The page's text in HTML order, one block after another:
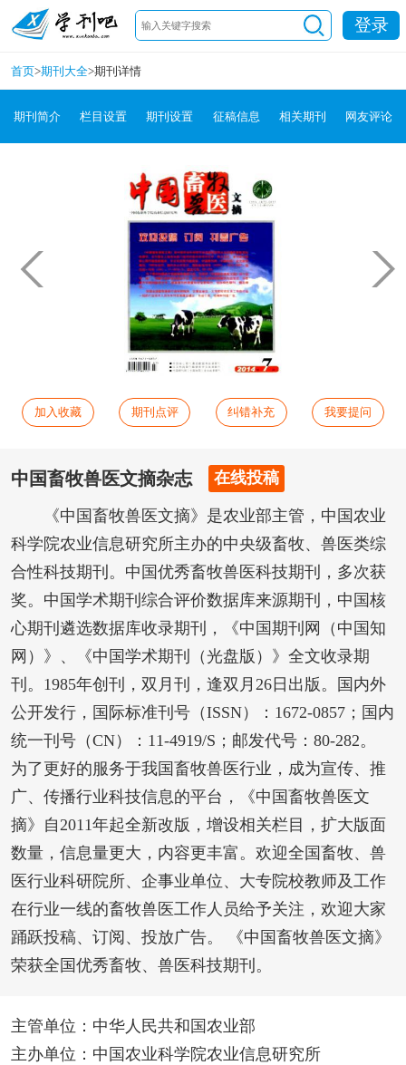
登录
首页>期刊大全>期刊详情
期刊简介 栏目设置 期刊设置 征稿信息 相关期刊 网友评论
加入收藏 期刊点评 纠错补充 我要提问
中国畜牧兽医文摘杂志 在线投稿
《中国畜牧兽医文摘》是农业部主管，中国农业
科学院农业信息研究所主办的中央级畜牧、兽医类综
合性科技期刊。中国优秀畜牧兽医科技期刊，多次获
奖。中国学术期刊综合评价数据库来源期刊，中国核
心期刊遴选数据库收录期刊，《中国期刊网（中国知
网）》、《中国学术期刊（光盘版）》全文收录期
刊。1985年创刊，双月刊，逢双月26日出版。国内外
公开发行，国际标准刊号（ISSN）：1672-0857；国内
统一刊号（CN）：11-4919/S；邮发代号：80-282。
为了更好的服务于我国畜牧兽医行业，成为宣传、推
广、传播行业科技信息的平台，《中国畜牧兽医文
摘》自2011年起全新改版，增设相关栏目，扩大版面
数量，信息量更大，内容更丰富。欢迎全国畜牧、兽
医行业科研院所、企事业单位、大专院校教师及工作
在行业一线的畜牧兽医工作人员给予关注，欢迎大家
踊跃投稿、订阅、投放广告。 《中国畜牧兽医文摘》
荣获全国优秀畜牧、兽医科技期刊。
主管单位：中华人民共和国农业部
主办单位：中国农业科学院农业信息研究所